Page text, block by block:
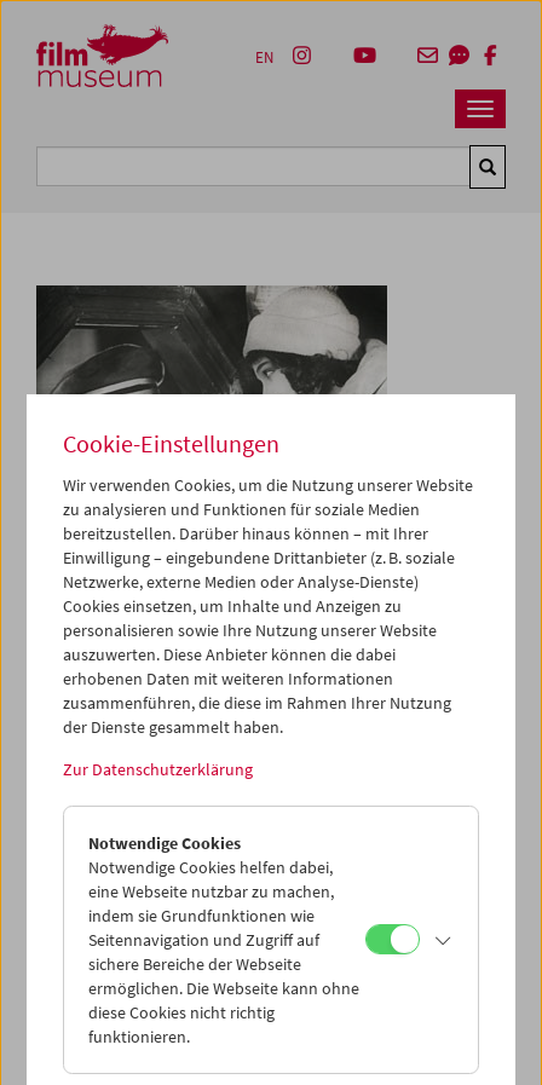
Zum Inhalt
Zum Hauptmenü
Zur Servicenavigation
Zum Suche
Navbar
EN
Die Utopie Film:
Kapitel 87
Mit Komödien von Boris Barnet, Aleksandr Dovženko,
Fridrich Ėrmler, Sergej Komarov, Lev Kulešov, Jakov
Protazanov, Vsevolod Pudovkin & Nikolaj Špikovskij,
Jeden Dienstag
Die Utopie Filmbesteht aus Kapiteln mit ­jeweils mehreren
Filmen: eine Folge von monatlich wechselnden Konstella­
tionen oder Fragestellungen. Jedes der ausgewählten ­
Werke kann als einzelnes in seinem besonderen
Reichtum bestehen, aber die ­Auswahl ­ergibt auch eine
Perspektive, einen Zusammenhang.
erzählt eineGeschichte der ­Filme
zueinander und zur Gesellschaft. (Alexander Horwath)
Cookie-Einstellungen
Wir verwenden Cookies, um die Nutzung unserer Website
zu analysieren und Funktionen für soziale Medien
bereitzustellen. Darüber hinaus können – mit Ihrer
Einwilligung – eingebundene Drittanbieter (z. B. soziale
Netzwerke, externe Medien oder Analyse-Dienste)
Cookies einsetzen, um Inhalte und Anzeigen zu
personalisieren sowie Ihre Nutzung unserer Website
auszuwerten. Diese Anbieter können die dabei
erhobenen Daten mit weiteren Informationen
zusammenführen, die diese im Rahmen Ihrer Nutzung
der Dienste gesammelt haben.
Zur Datenschutzerklärung
Notwendige Cookies
Notwendige Cookies helfen dabei,
eine Webseite nutzbar zu machen,
indem sie Grundfunktionen wie
Seitennavigation und Zugriff auf
sichere Bereiche der Webseite
ermöglichen. Die Webseite kann ohne
diese Cookies nicht richtig
funktionieren.